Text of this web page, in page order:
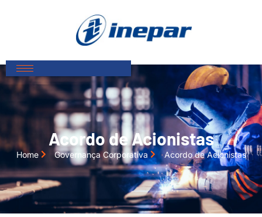
Acordo de Acionistas
Home Governança Corporativa Acordo de Acionistas